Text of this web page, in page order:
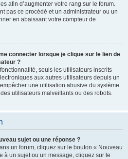
afin d’augmenter votre rang sur le forum.
pas ce procédé et un administrateur ou un
en abaissant votre compteur de
connecter lorsque je clique sur le lien de
?
seuls les utilisateurs inscrits
aux autres utilisateurs depuis un
une utilisation abusive du système
utilisateurs malveillants ou des robots.
sujet ou une réponse ?
un forum, cliquez sur le bouton « Nouveau
à un sujet ou un message, cliquez sur le